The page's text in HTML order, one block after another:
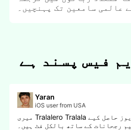
عالمی سامعین تک پہنچیں۔
فیس پسند ہے
Yaran
iOS user from USA
میری Tralalero Tralala ویڈیوز نے ہزاروں ویوز حاصل کیے
رجحانات کے ساتھ بالکل فٹ ہیں۔